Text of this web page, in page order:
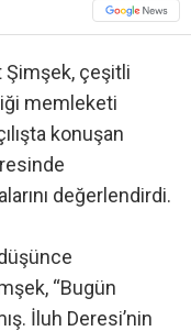
Şimşek, çeşitli
memleketi
konuşan
değerlendirdi.
“Bugün
İluh Deresi’nin